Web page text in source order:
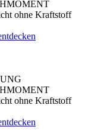
ohne Kraftstoff
ohne Kraftstoff